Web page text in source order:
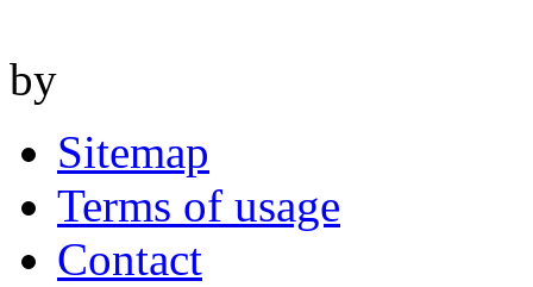
by
Sitemap
Terms of usage
Contact